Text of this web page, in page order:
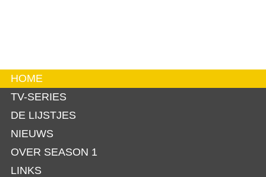
HOME
TV-SERIES
DE LIJSTJES
NIEUWS
OVER SEASON 1
LINKS